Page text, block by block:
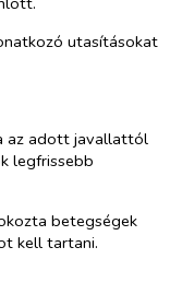
utasításokat
az adott javallattól
legfrissebb
betegségek
kell tartani.